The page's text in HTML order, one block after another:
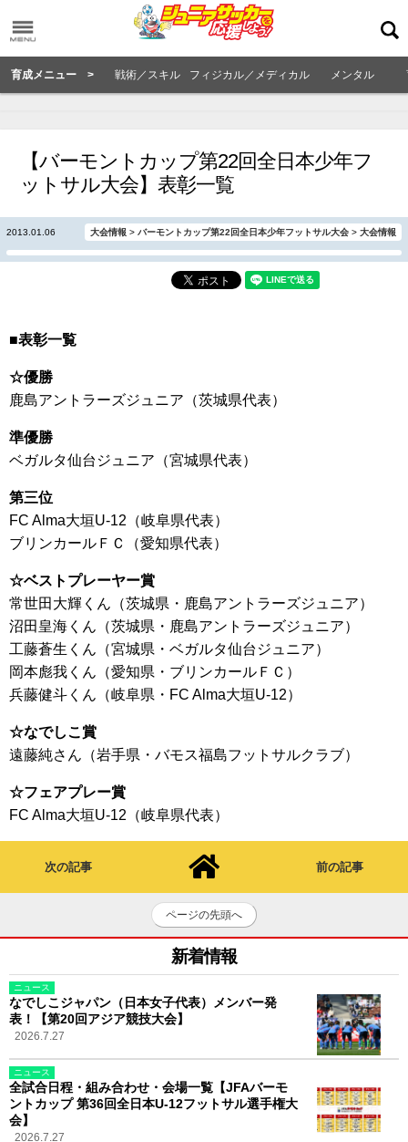
育成メニュー > 戦術／スキル フィジカル／メディカル メンタル
【バーモントカップ第22回全日本少年フ
ットサル大会】表彰一覧
2013.01.06 大会情報 > バーモントカップ第22回全日本少年フットサル大会 > 大会情報
■表彰一覧
☆優勝
鹿島アントラーズジュニア（茨城県代表）
準優勝
ベガルタ仙台ジュニア（宮城県代表）
第三位
FC Alma大垣U-12（岐阜県代表）
ブリンカールＦＣ（愛知県代表）
☆ベストプレーヤー賞
常世田大輝くん（茨城県・鹿島アントラーズジュニア）
沼田皇海くん（茨城県・鹿島アントラーズジュニア）
工藤蒼生くん（宮城県・ベガルタ仙台ジュニア）
岡本彪我くん（愛知県・ブリンカールＦＣ）
兵藤健斗くん（岐阜県・FC Alma大垣U-12）
☆なでしこ賞
遠藤純さん（岩手県・バモス福島フットサルクラブ）
☆フェアプレー賞
FC Alma大垣U-12（岐阜県代表）
次の記事 前の記事
ページの先頭へ
新着情報
ニュース
なでしこジャパン（日本女子代表）メンバー発
表！【第20回アジア競技大会】
2026.7.27
ニュース
全試合日程・組み合わせ・会場一覧【JFAバーモ
ントカップ 第36回全日本U-12フットサル選手権大
会】
2026.7.27